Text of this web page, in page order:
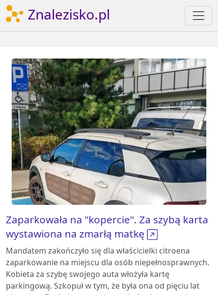
Znalezisko.pl
Zaparkowała na "kopercie". Za szybą karta
wystawiona na zmarłą matkę
Mandatem zakończyło się dla właścicielki citroena
zaparkowanie na miejscu dla osób niepełnosprawnych.
Kobieta za szybę swojego auta włożyła kartę
parkingową. Szkopuł w tym, że była ona od pięciu lat